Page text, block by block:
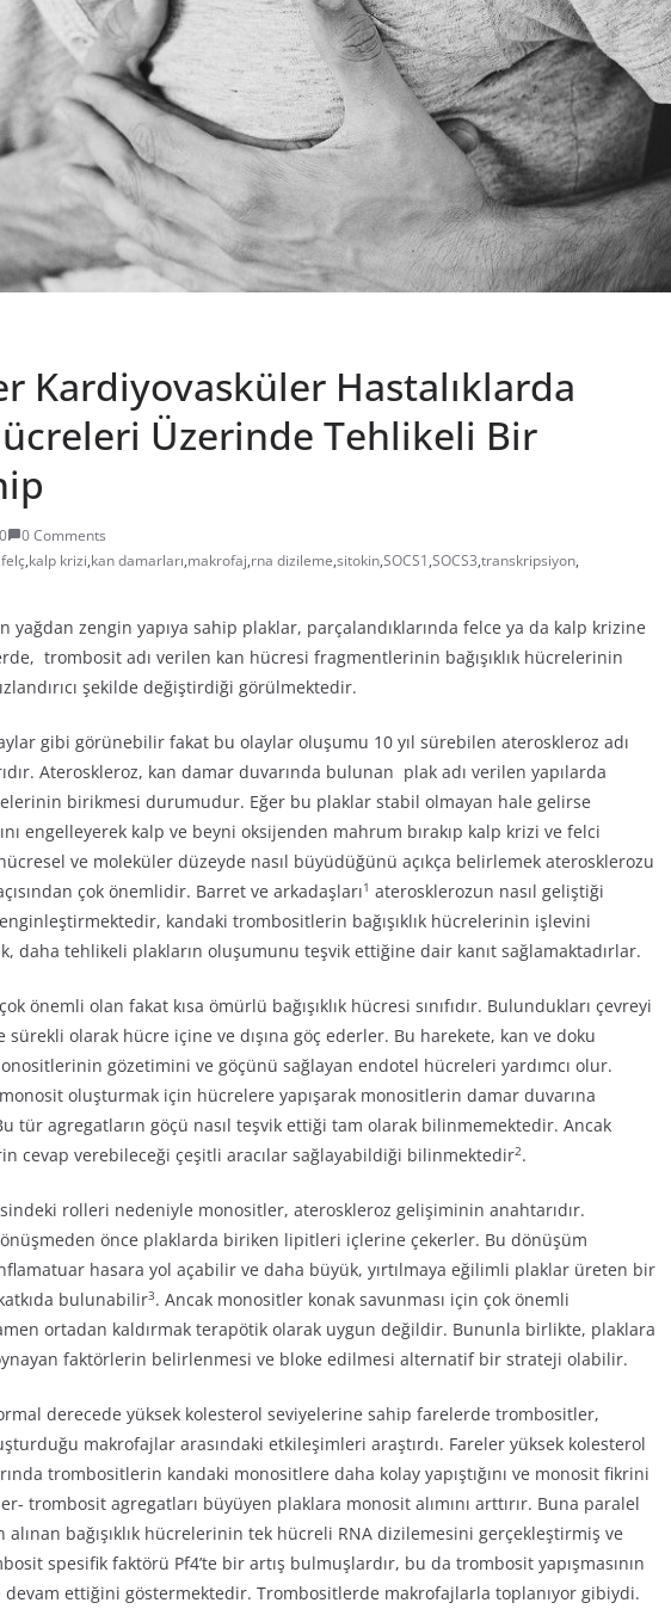
Kardiyovasküler Hastalıklarda
Üzerinde Tehlikeli Bir
0 Comments
felç,kalp krizi,kan damarları,makrofaj,rna dizileme,sitokin,SOCS1,SOCS3,transkripsiyon,
yağdan zengin yapıya sahip plaklar, parçalandıklarında felce ya da kalp krizine
trombosit adı verilen kan hücresi fragmentlerinin bağışıklık hücrelerinin
şekilde değiştirdiği görülmektedir.
gibi görünebilir fakat bu olaylar oluşumu 10 yıl sürebilen ateroskleroz adı
Ateroskleroz, kan damar duvarında bulunan plak adı verilen yapılarda
birikmesi durumudur. Eğer bu plaklar stabil olmayan hale gelirse
engelleyerek kalp ve beyni oksijenden mahrum bırakıp kalp krizi ve felci
ve moleküler düzeyde nasıl büyüdüğünü açıkça belirlemek aterosklerozu
çok önemlidir. Barret ve arkadaşları1 aterosklerozun nasıl geliştiği
kandaki trombositlerin bağışıklık hücrelerinin işlevini
daha tehlikeli plakların oluşumunu teşvik ettiğine dair kanıt sağlamaktadırlar.
önemli olan fakat kısa ömürlü bağışıklık hücresi sınıfıdır. Bulundukları çevreyi
sürekli olarak hücre içine ve dışına göç ederler. Bu harekete, kan ve doku
gözetimini ve göçünü sağlayan endotel hücreleri yardımcı olur.
oluşturmak için hücrelere yapışarak monositlerin damar duvarına
tür agregatların göçü nasıl teşvik ettiği tam olarak bilinmemektedir. Ancak
cevap verebileceği çeşitli aracılar sağlayabildiği bilinmektedir2.
rolleri nedeniyle monositler, ateroskleroz gelişiminin anahtarıdır.
önce plaklarda biriken lipitleri içlerine çekerler. Bu dönüşüm
hasara yol açabilir ve daha büyük, yırtılmaya eğilimli plaklar üreten bir
bulunabilir3. Ancak monositler konak savunması için çok önemli
ortadan kaldırmak terapötik olarak uygun değildir. Bununla birlikte, plaklara
faktörlerin belirlenmesi ve bloke edilmesi alternatif bir strateji olabilir.
derecede yüksek kolesterol seviyelerine sahip farelerde trombositler,
makrofajlar arasındaki etkileşimleri araştırdı. Fareler yüksek kolesterol
trombositlerin kandaki monositlere daha kolay yapıştığını ve monosit fikrini
trombosit agregatları büyüyen plaklara monosit alımını arttırır. Buna paralel
bağışıklık hücrelerinin tek hücreli RNA dizilemesini gerçekleştirmiş ve
spesifik faktörü Pf4’te bir artış bulmuşlardır, bu da trombosit yapışmasının
devam ettiğini göstermektedir. Trombositlerde makrofajlarla toplanıyor gibiydi.